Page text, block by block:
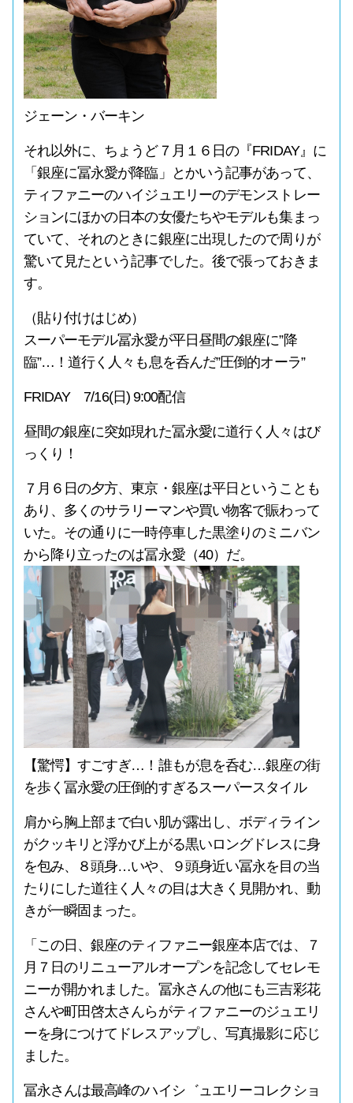
ジェーン・バーキン
それ以外に、ちょうど７月１６日の『FRIDAY』に
「銀座に冨永愛が降臨」とかいう記事があって、
ティファニーのハイジュエリーのデモンストレー
ションにほかの日本の女優たちやモデルも集まっ
ていて、それのときに銀座に出現したので周りが
驚いて見たという記事でした。後で張っておきま
す。
（貼り付けはじめ）
スーパーモデル冨永愛が平日昼間の銀座に”降
臨”…！道行く人々も息を呑んだ”圧倒的オーラ”
FRIDAY 7/16(日) 9:00配信
昼間の銀座に突如現れた冨永愛に道行く人々はび
っくり！
７月６日の夕方、東京・銀座は平日ということも
あり、多くのサラリーマンや買い物客で賑わって
いた。その通りに一時停車した黒塗りのミニバン
から降り立ったのは冨永愛（40）だ。
【驚愕】すごすぎ…！誰もが息を呑む…銀座の街
を歩く冨永愛の圧倒的すぎるスーパースタイル
肩から胸上部まで白い肌が露出し、ボディライン
がクッキリと浮かび上がる黒いロングドレスに身
を包み、８頭身…いや、９頭身近い冨永を目の当
たりにした道往く人々の目は大きく見開かれ、動
きが一瞬固まった。
「この日、銀座のティファニー銀座本店では、７
月７日のリニューアルオープンを記念してセレモ
ニーが開かれました。冨永さんの他にも三吉彩花
さんや町田啓太さんらがティファニーのジュエリ
ーを身につけてドレスアップし、写真撮影に応じ
ました。
冨永さんは最高峰のハイシ゛ュエリーコレクショ